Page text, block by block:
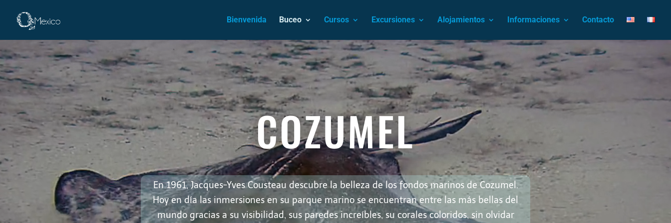
Bienvenida Buceo Cursos Excursiones Alojamientos Informaciones Contacto
Cozumel
Reproductor
vídeo
COZUMEL
En 1961, Jacques-Yves Cousteau descubre la belleza de los fondos marinos de Cozumel.
Hoy en día las inmersiones en su parque marino se encuentran entre las más bellas del
mundo gracias a su visibilidad, sus paredes increíbles, su corales coloridos, sin olvidar